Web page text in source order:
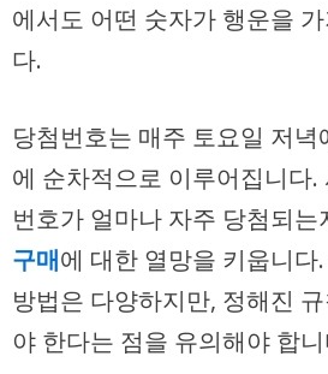
에서도 어떤 숫자가 행운을
다.
당첨번호는 매주 토요일 저녁
에 순차적으로 이루어집니다.
번호가 얼마나 자주 당첨되는
구매에 대한 열망을 키웁니다
방법은 다양하지만, 정해진
야 한다는 점을 유의해야 합